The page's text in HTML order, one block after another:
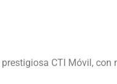
CTI Móvil,